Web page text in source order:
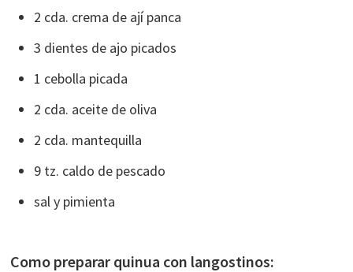
2 cda. crema de ají panca
3 dientes de ajo picados
1 cebolla picada
2 cda. aceite de oliva
2 cda. mantequilla
9 tz. caldo de pescado
sal y pimienta
Como preparar quinua con langostinos: